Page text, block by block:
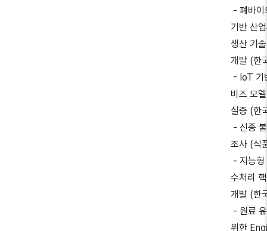
- 폐바이
기반 산
생산 기술
개발 (한
- IoT 기
비즈 모
실증 (한
- 신종
조사 (식
- 지능
수처리
개발 (한
- 원료
위한